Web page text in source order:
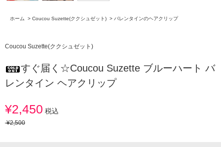
ホーム > Coucou Suzette(ククシュゼット) > バレンタインのヘアクリップ
Coucou Suzette(ククシュゼット)
すぐ届く☆Coucou Suzette ブルーハート バ
レンタイン ヘアクリップ
¥2,450 税込
¥2,500